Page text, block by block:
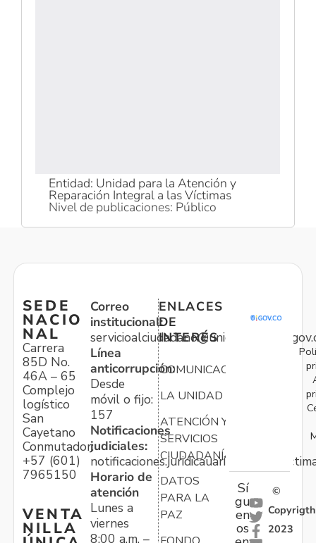
Entidad: Unidad para la Atención y
Reparación Integral a las Víctimas
Nivel de publicaciones: Público
SEDE
NACIO
NAL
Carrera
85D No.
46A – 65
Complejo
logístico
San
Cayetano
Conmutador:
+57 (601)
7965150
VENTA
NILLA
Correo
institucional:
Línea
anticorrupción:
Desde
móvil o fijo:
157
Notificaciones
judiciales:
Horario de
atención
Lunes a
viernes
8:00 a.m. –
ENLACES
DE
INTERÉS
COMUNICACIONES
LA UNIDAD
ATENCIÓN Y
SERVICIOS
CIUDADANÍA
DATOS
PARA LA
PAZ
Sí
gu
en
os
©
Copyrigth
2023